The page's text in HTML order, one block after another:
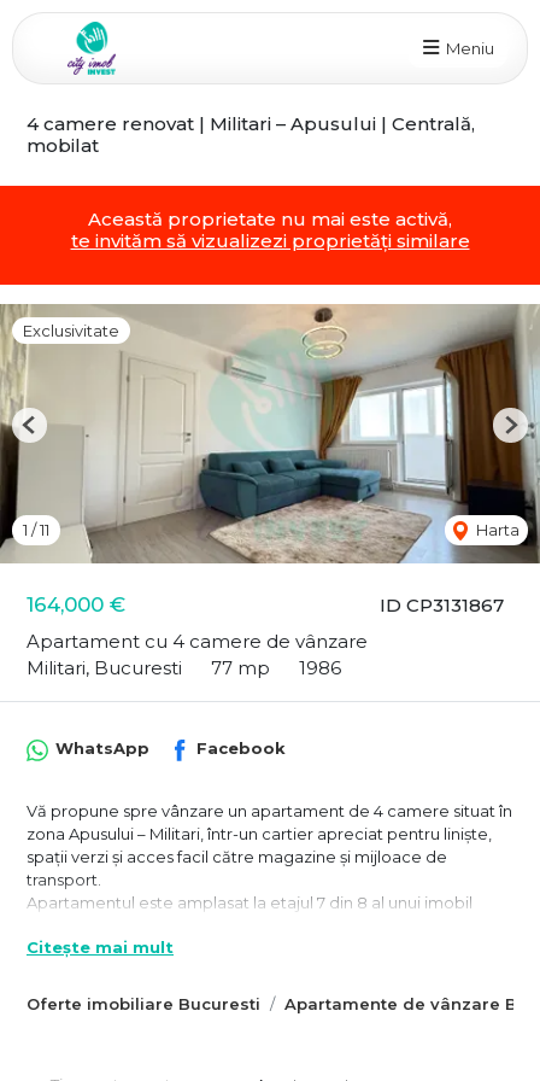
Meniu
4 camere renovat | Militari – Apusului | Centrală,
mobilat
Această proprietate nu mai este activă,
te invităm să vizualizezi proprietăți similare
ID CP3131867
164,000 €
Apartament cu 4 camere de vânzare
Militari, Bucuresti
77 mp 1986
Exclusivitate
1 /11 Harta
Previous
Oferte imobiliare Bucuresti Apartamente de vânzare
WhatsApp Facebook
Vă propune spre vânzare un apartament de 4 camere situat în
zona Apusului – Militari, într-un cartier apreciat pentru liniște,
spații verzi și acces facil către magazine și mijloace de
transport.
Apartamentul este amplasat la etajul 7 din 8 al unui imobil
naturală și un ambient plăcut. Locuința are o suprafață utilă de
spațiu suplimentar pentru depozitare sau relaxare.
A fost renovat integral în urmă cu aproximativ 4 ani, cu atenție
Citește mai mult